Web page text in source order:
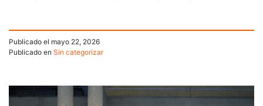
Publicado el mayo 22, 2026
Publicado en Sin categorizar